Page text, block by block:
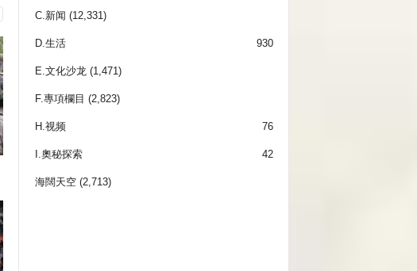
C.新闻 (12,331)
D.生活 930
E.文化沙龙 (1,471)
F.專項欄目 (2,823)
H.视频 76
I.奧秘探索 42
海闊天空(2,713)